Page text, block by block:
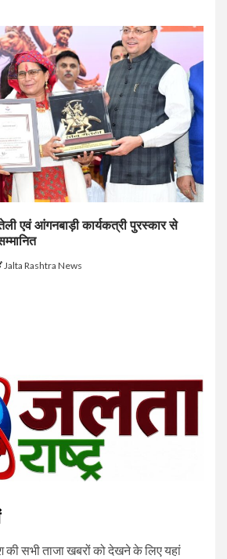
एवं आंगनबाड़ी कार्यकत्री पुरस्कार से
Jalta Rashtra News
सभी ताजा खबरों को देखने के लिए यहां